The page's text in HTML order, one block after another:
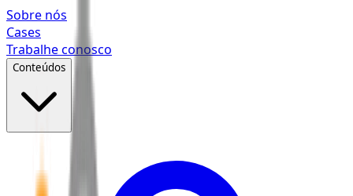
Pular para o conteúdo principal
Sobre nós
Cases
Trabalhe conosco
Conteúdos